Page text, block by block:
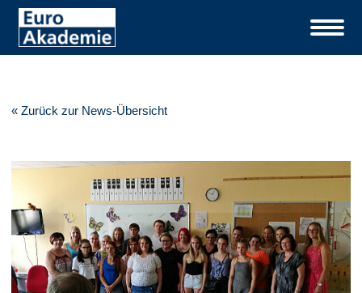
« Zurück zur News-Übersicht